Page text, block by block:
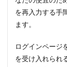
を再入力する手
ます。
ログインページ
を受け入れられ